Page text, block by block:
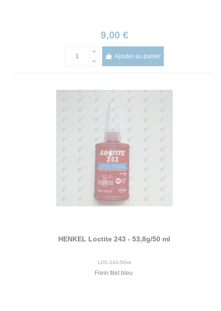
9,00 €
Ajouter au panier
HENKEL Loctite 243 - 53,8g/50 ml
LOC-243-50ml
Frein filet bleu